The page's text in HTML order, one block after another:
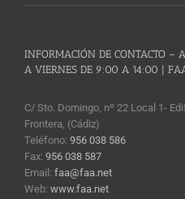
INFORMACIÓN DE CONTACTO –
A VIERNES DE 9:00 A 14:00 |
C/ Sto. Domingo, nº 22 Local 1-
Frontera, (Cádiz)
Teléfono: 956 038 586
Fax: 956 038 587
Email: faa@faa.net
Web: www.faa.net